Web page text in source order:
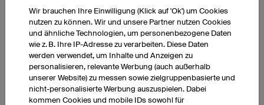
Wir brauchen Ihre Einwilligung (Klick auf 'Ok') um Cookies
nutzen zu können. Wir und unsere Partner nutzen Cookies
und ähnliche Technologien, um personenbezogene Daten
wie z. B. Ihre IP-Adresse zu verarbeiten. Diese Daten
werden verwendet, um Inhalte und Anzeigen zu
personalisieren, relevante Werbung (auch außerhalb
unserer Website) zu messen sowie zielgruppenbasierte und
nicht-personalisierte Werbung auszuspielen. Dabei
kommen Cookies und mobile IDs sowohl für